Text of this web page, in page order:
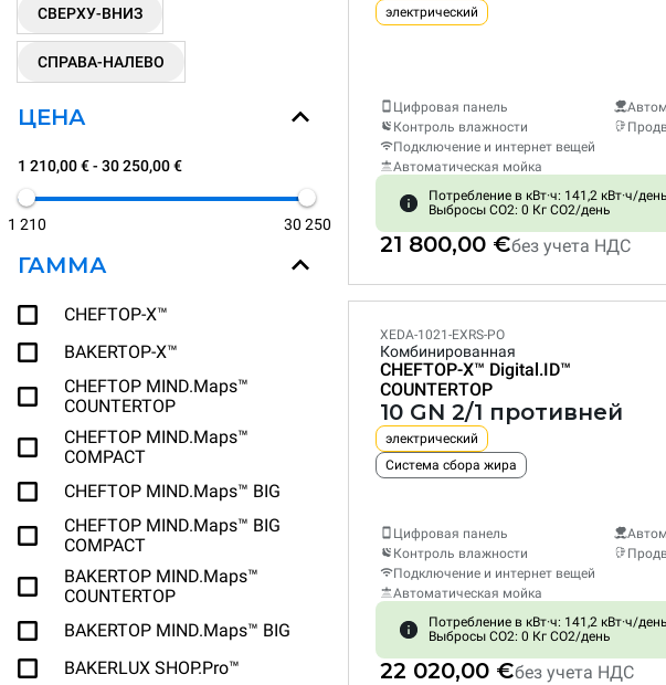
СВЕРХУ-ВНИЗ
СПРАВА-НАЛЕВО
ЦЕНА
1 210,00 € - 30 250,00 €
1 210 30 250
ГАММА
CHEFTOP-X™
BAKERTOP-X™
CHEFTOP MIND.Maps™
COUNTERTOP
CHEFTOP MIND.Maps™
COMPACT
CHEFTOP MIND.Maps™ BIG
CHEFTOP MIND.Maps™ BIG
COMPACT
BAKERTOP MIND.Maps™
COUNTERTOP
BAKERTOP MIND.Maps™ BIG
BAKERLUX SHOP.Pro™
электрический
Цифровая панель
Контроль влажности
Подключение и интернет вещей
Автоматическая мойка
Потребление в кВт·ч: 141,2 кВт·ч/день
Выбросы CO2: 0 Кг CO2/день
21 800,00 €без учета НДС
XEDA-1021-EXRS-PO
Комбинированная
CHEFTOP-X™ Digital.ID™
COUNTERTOP
10 GN 2/1 противней
электрический
Система сбора жира
Цифровая панель
Контроль влажности
Подключение и интернет вещей
Автоматическая мойка
Потребление в кВт·ч: 141,2 кВт·ч/день
Выбросы CO2: 0 Кг CO2/день
22 020,00 €без учета НДС